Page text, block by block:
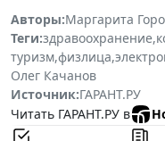
Авторы:Маргарита
Теги:здравоохранение,
туризм,физлица,
Олег Качанов
Источник:ГАРАНТ.РУ
Читать ГАРАНТ.РУ в